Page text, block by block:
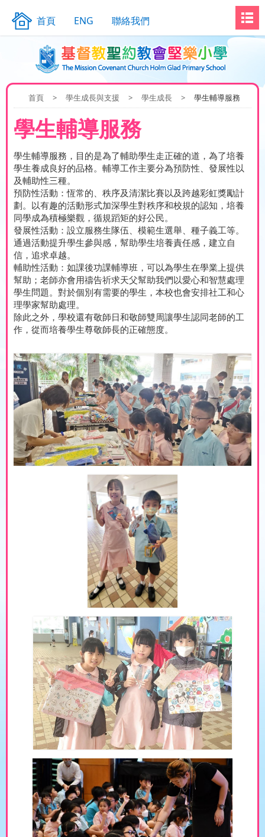
首頁 ENG 聯絡我們
首頁 > 學生成長與支援 > 學生成長 > 學生輔導服務
學生輔導服務
學生輔導服務，目的是為了輔助學生走正確的道，為了培養
學生養成良好的品格。輔導工作主要分為預防性、發展性以
及輔助性三種。
預防性活動：恆常的、秩序及清潔比賽以及跨越彩虹獎勵計
劃。以有趣的活動形式加深學生對秩序和校規的認知，培養
同學成為積極樂觀，循規蹈矩的好公民。
發展性活動：設立服務生隊伍、模範生選舉、種子義工等。
通過活動提升學生參與感，幫助學生培養責任感，建立自
信，追求卓越。
輔助性活動：如課後功課輔導班，可以為學生在學業上提供
幫助；老師亦會用禱告祈求天父幫助我們以愛心和智慧處理
學生問題。對於個別有需要的學生，本校也會安排社工和心
理學家幫助處理。
除此之外，學校還有敬師日和敬師雙周讓學生認同老師的工
作，從而培養學生尊敬師長的正確態度。